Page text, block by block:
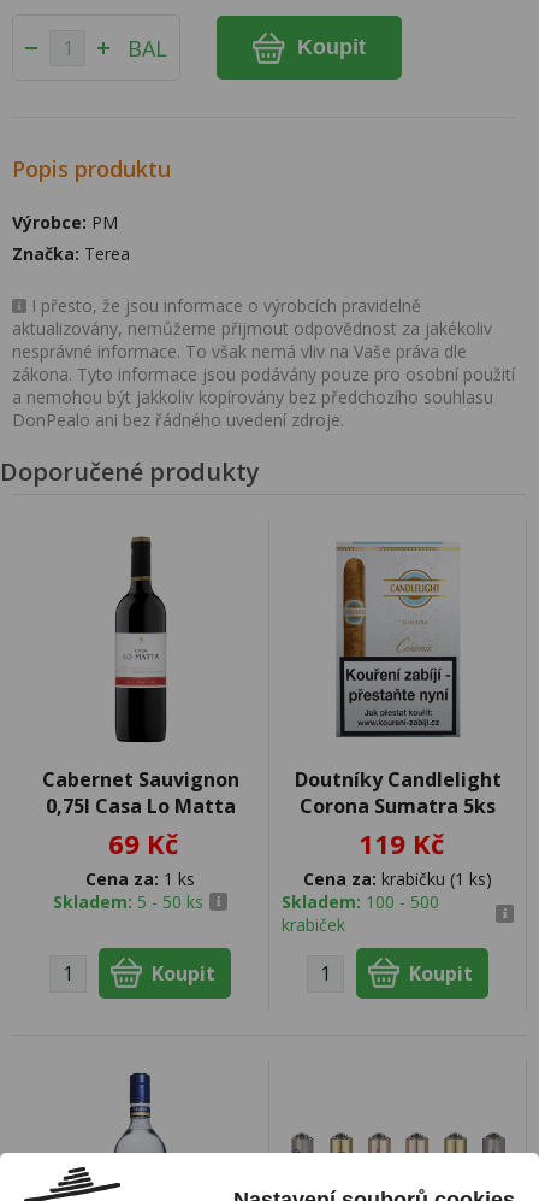
BAL Koupit
Popis produktu
Výrobce: PM
Značka: Terea
I přesto, že jsou informace o výrobcích pravidelně
aktualizovány, nemůžeme přijmout odpovědnost za jakékoliv
nesprávné informace. To však nemá vliv na Vaše práva dle
zákona. Tyto informace jsou podávány pouze pro osobní použití
a nemohou být jakkoliv kopírovány bez předchozího souhlasu
DonPealo ani bez řádného uvedení zdroje.
Doporučené produkty
Cabernet Sauvignon
0,75l Casa Lo Matta
69 Kč
Cena za: 1 ks
Skladem: 5 - 50 ks
Doutníky Candlelight
Corona Sumatra 5ks
119 Kč
Cena za: krabičku (1 ks)
Skladem: 100 - 500
krabiček